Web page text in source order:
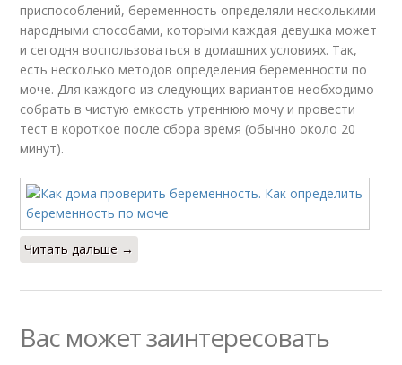
приспособлений, беременность определяли несколькими
народными способами, которыми каждая девушка может
и сегодня воспользоваться в домашних условиях. Так,
есть несколько методов определения беременности по
моче. Для каждого из следующих вариантов необходимо
собрать в чистую емкость утреннюю мочу и провести
тест в короткое после сбора время (обычно около 20
минут).
Читать дальше →
Вас может заинтересовать